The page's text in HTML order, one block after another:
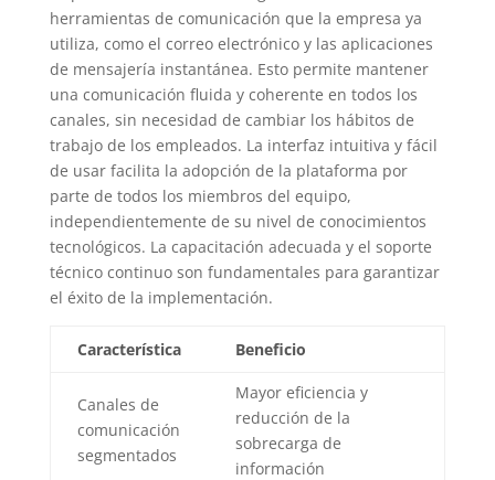
herramientas de comunicación que la empresa ya
utiliza, como el correo electrónico y las aplicaciones
de mensajería instantánea. Esto permite mantener
una comunicación fluida y coherente en todos los
canales, sin necesidad de cambiar los hábitos de
trabajo de los empleados. La interfaz intuitiva y fácil
de usar facilita la adopción de la plataforma por
parte de todos los miembros del equipo,
independientemente de su nivel de conocimientos
tecnológicos. La capacitación adecuada y el soporte
técnico continuo son fundamentales para garantizar
el éxito de la implementación.
Característica Beneficio
Canales de
comunicación
segmentados
Mayor eficiencia y
reducción de la
sobrecarga de
información